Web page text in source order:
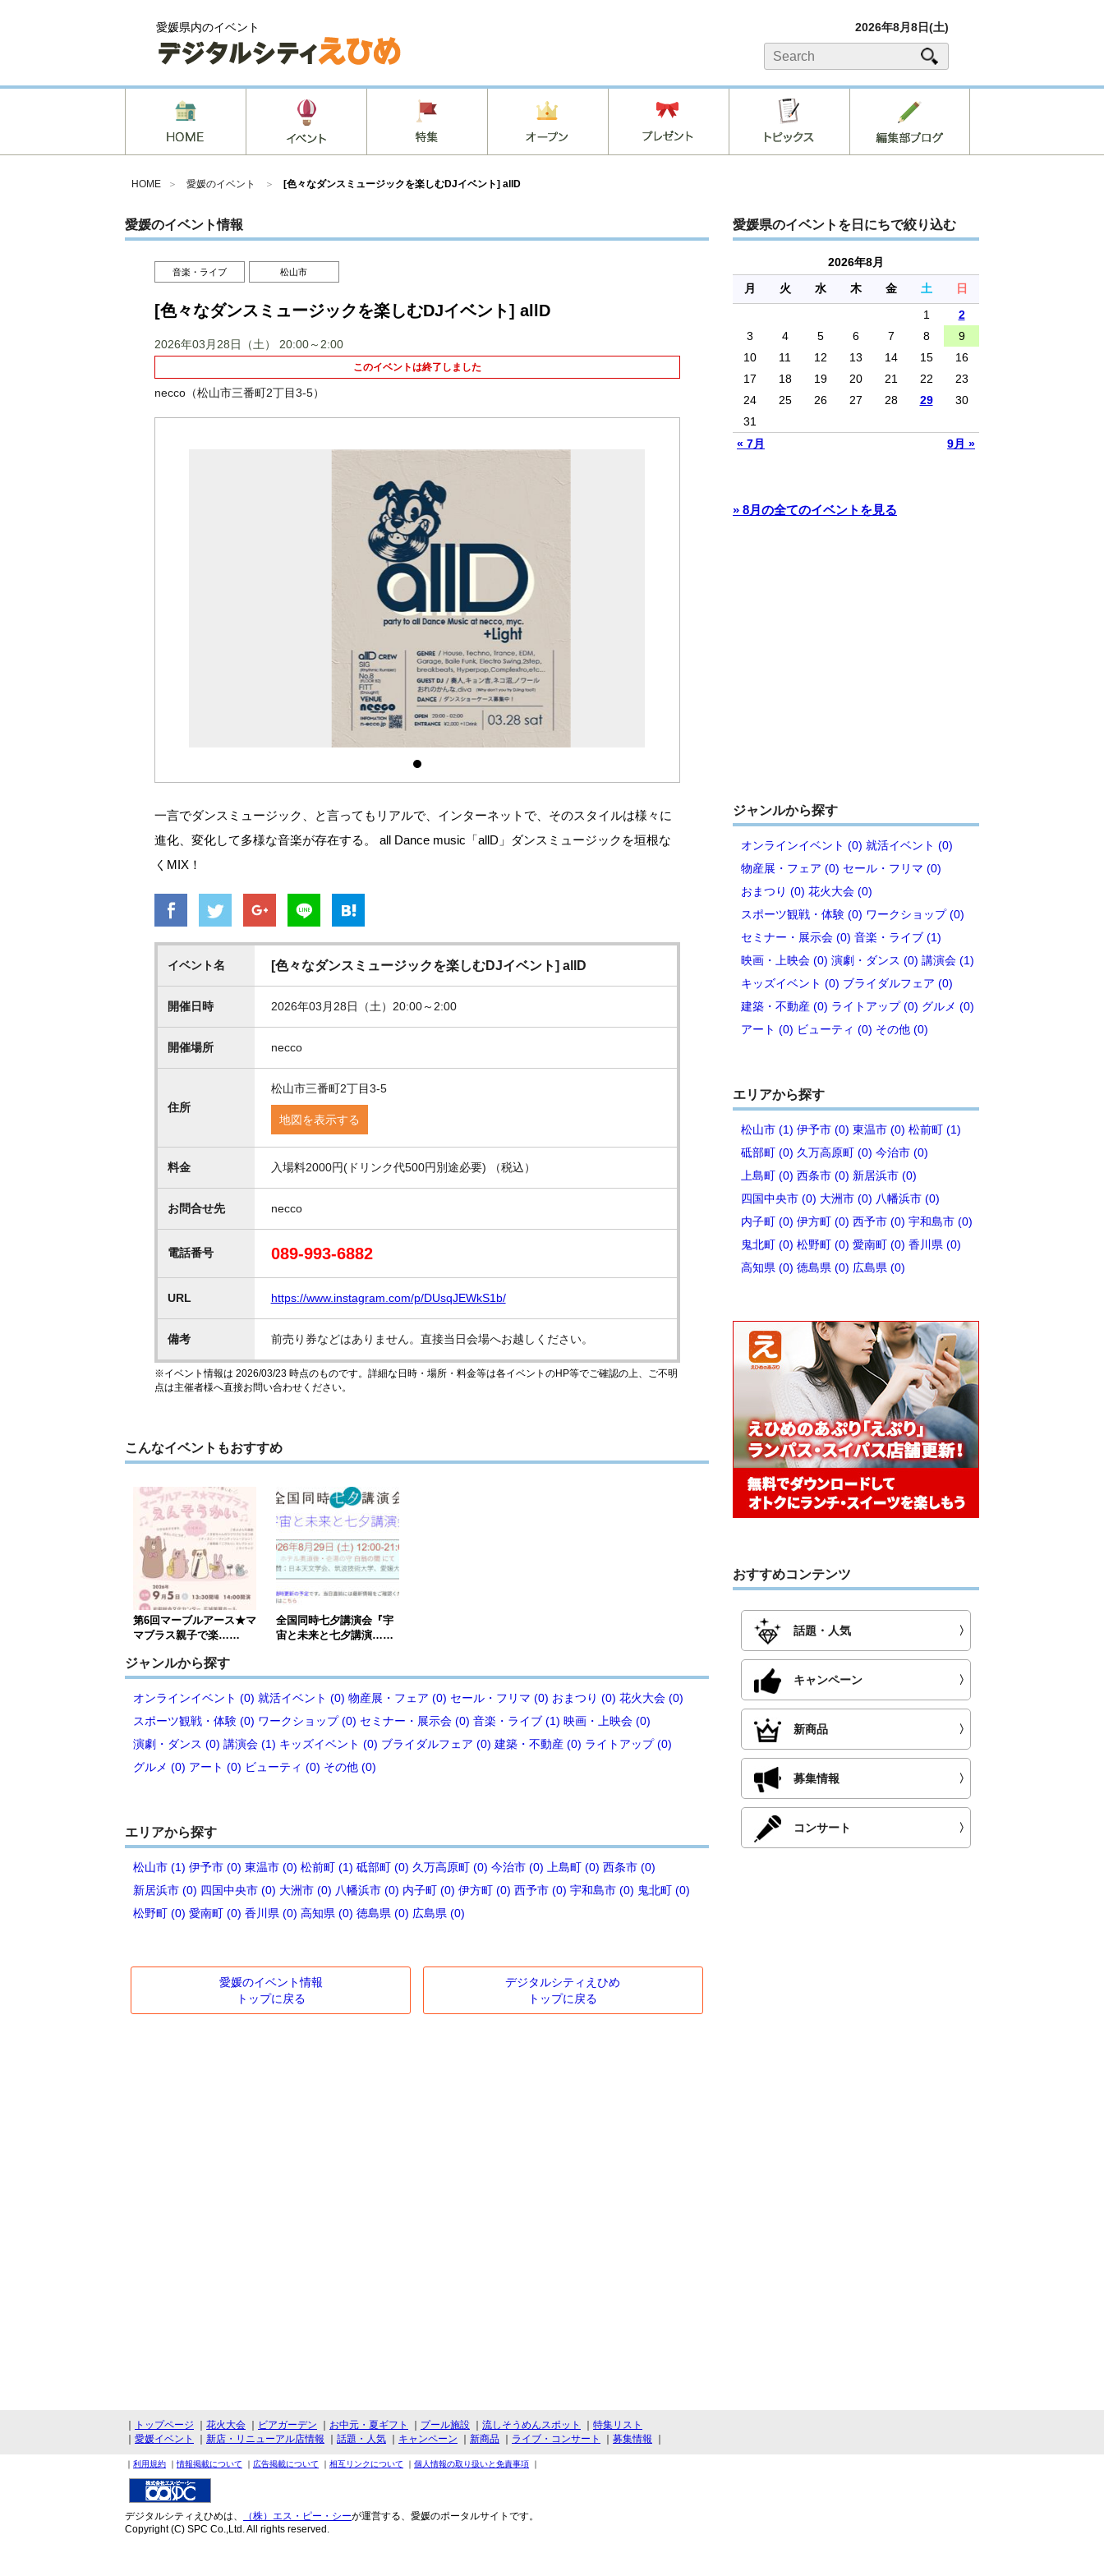
愛媛県内のイベント 2026年8月8日(土)
HOME ＞ 愛媛のイベント ＞ [色々なダンスミュージックを楽しむDJイベント] allD
愛媛のイベント情報
音楽・ライブ 松山市
[色々なダンスミュージックを楽しむDJイベント] allD
2026年03月28日（土） 20:00～2:00
このイベントは終了しました
necco（松山市三番町2丁目3-5）
一言でダンスミュージック、と言ってもリアルで、インターネットで、そのスタイルは様々に
進化、変化して多様な音楽が存在する。 all Dance music「allD」ダンスミュージックを垣根な
くMIX！
イベント名 [色々なダンスミュージックを楽しむDJイベント] allD
開催日時 2026年03月28日（土）20:00～2:00
開催場所 necco
住所
松山市三番町2丁目3-5
地図を表示する
料金 入場料2000円(ドリンク代500円別途必要) （税込）
お問合せ先 necco
電話番号 089-993-6882
URL https://www.instagram.com/p/DUsqJEWkS1b/
備考 前売り券などはありません。直接当日会場へお越しください。
※イベント情報は 2026/03/23 時点のものです。詳細な日時・場所・料金等は各イベントのHP等でご確認の上、ご不明
点は主催者様へ直接お問い合わせください。
こんなイベントもおすすめ
第6回マーブルアース★マ
マブラス親子で楽……
全国同時七夕講演会『宇
宙と未来と七夕講演……
ジャンルから探す
オンラインイベント (0) 就活イベント (0) 物産展・フェア (0) セール・フリマ (0) おまつり (0) 花火大会 (0)
スポーツ観戦・体験 (0) ワークショップ (0) セミナー・展示会 (0) 音楽・ライブ (1) 映画・上映会 (0)
演劇・ダンス (0) 講演会 (1) キッズイベント (0) ブライダルフェア (0) 建築・不動産 (0) ライトアップ (0)
グルメ (0) アート (0) ビューティ (0) その他 (0)
エリアから探す
松山市 (1) 伊予市 (0) 東温市 (0) 松前町 (1) 砥部町 (0) 久万高原町 (0) 今治市 (0) 上島町 (0) 西条市 (0)
新居浜市 (0) 四国中央市 (0) 大洲市 (0) 八幡浜市 (0) 内子町 (0) 伊方町 (0) 西予市 (0) 宇和島市 (0) 鬼北町 (0)
松野町 (0) 愛南町 (0) 香川県 (0) 高知県 (0) 徳島県 (0) 広島県 (0)
愛媛のイベント情報
トップに戻る
デジタルシティえひめ
トップに戻る
愛媛県のイベントを日にちで絞り込む
2026年8月
月
火 水 木 金 土 日
« 7月 9月 »
1
2
3
4 5 6 7 8
9
10
11 12 13 14 15
16
17
18 19 20 21 22
23
24
25 26 27 28 29
30
31
» 8月の全てのイベントを見る
ジャンルから探す
オンラインイベント (0) 就活イベント (0)
物産展・フェア (0) セール・フリマ (0)
おまつり (0) 花火大会 (0)
スポーツ観戦・体験 (0) ワークショップ (0)
セミナー・展示会 (0) 音楽・ライブ (1)
映画・上映会 (0) 演劇・ダンス (0) 講演会 (1)
キッズイベント (0) ブライダルフェア (0)
建築・不動産 (0) ライトアップ (0) グルメ (0)
アート (0) ビューティ (0) その他 (0)
エリアから探す
松山市 (1) 伊予市 (0) 東温市 (0) 松前町 (1)
砥部町 (0) 久万高原町 (0) 今治市 (0)
上島町 (0) 西条市 (0) 新居浜市 (0)
四国中央市 (0) 大洲市 (0) 八幡浜市 (0)
内子町 (0) 伊方町 (0) 西予市 (0) 宇和島市 (0)
鬼北町 (0) 松野町 (0) 愛南町 (0) 香川県 (0)
高知県 (0) 徳島県 (0) 広島県 (0)
おすすめコンテンツ
話題・人気 〉
キャンペーン 〉
新商品 〉
募集情報 〉
コンサート 〉
トップページ 花火大会 ビアガーデン お中元・夏ギフト プール施設 流しそうめんスポット
特集リスト
愛媛イベント 新店・リニューアル店情報 話題・人気 キャンペーン 新商品 ライブ・コンサート 募集情報
｜ 利用規約 ｜ 情報掲載について ｜ 広告掲載について ｜ 相互リンクについて ｜ 個人情報の取り扱いと免責事項 ｜
デジタルシティえひめは、 （株）エス・ピー・シーが運営する、愛媛のポータルサイトです。
Copyright (C) SPC Co.,Ltd. All rights reserved.